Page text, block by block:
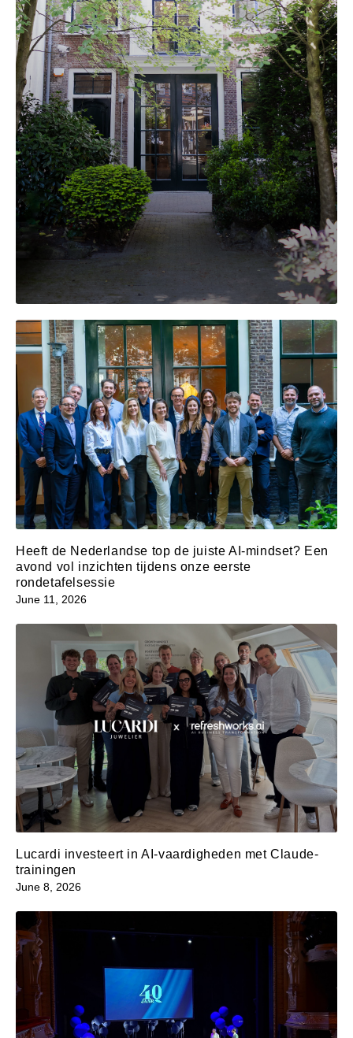
Heeft de Nederlandse top de juiste AI-mindset? Een
avond vol inzichten tijdens onze eerste
rondetafelsessie
June 11, 2026
Lucardi investeert in AI-vaardigheden met Claude-
trainingen
June 8, 2026